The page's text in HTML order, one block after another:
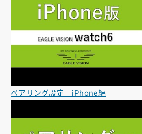
ペアリング設定 iPhone編